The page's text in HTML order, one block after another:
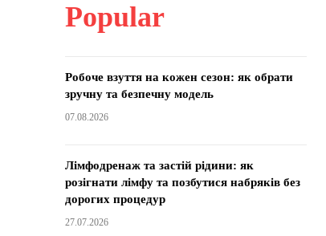
Popular
Робоче взуття на кожен сезон: як обрати
зручну та безпечну модель
07.08.2026
Лімфодренаж та застій рідини: як
розігнати лімфу та позбутися набряків без
дорогих процедур
27.07.2026